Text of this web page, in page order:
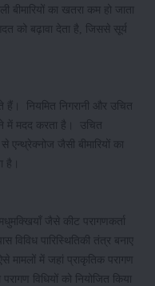
बीमारियों का खतरा कम हो जाता
को बढ़ावा देता है, जिससे सूर्य
नियमित निगरानी और उचित
में मदद करता है। उचित
एन्थ्रेक्नोज जैसी बीमारियों का
है।
जैसे कीट परागणकर्ता
पारिस्थितिकी तंत्र बनाए
मामलों में जहां प्राकृतिक परागण
विधियों को नियोजित किया